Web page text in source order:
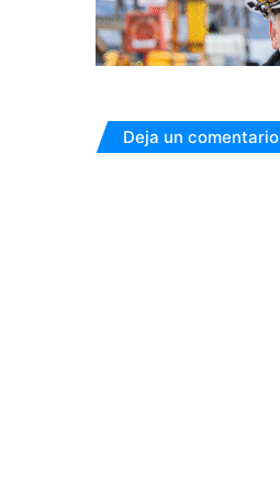
Deja un comentario